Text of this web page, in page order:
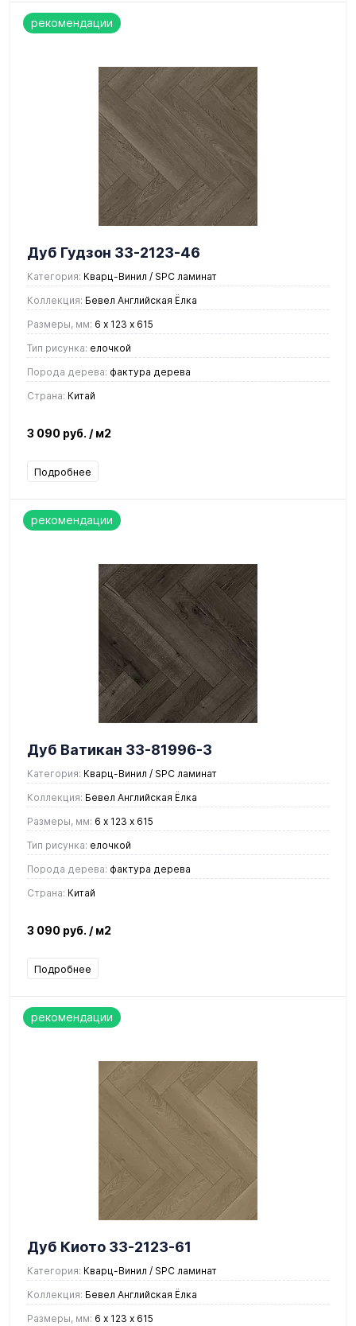
рекомендации
Дуб Гудзон 33-2123-46
Категория: Кварц-Винил / SPC ламинат
Коллекция: Бевел Английская Ёлка
Размеры, мм: 6 х 123 х 615
Тип рисунка: елочкой
Порода дерева: фактура дерева
Страна: Китай
3 090 руб. / м2
Подробнее
рекомендации
Дуб Ватикан 33-81996-3
Категория: Кварц-Винил / SPC ламинат
Коллекция: Бевел Английская Ёлка
Размеры, мм: 6 х 123 х 615
Тип рисунка: елочкой
Порода дерева: фактура дерева
Страна: Китай
3 090 руб. / м2
Подробнее
рекомендации
Дуб Киото 33-2123-61
Категория: Кварц-Винил / SPC ламинат
Коллекция: Бевел Английская Ёлка
Размеры, мм: 6 х 123 х 615